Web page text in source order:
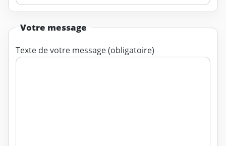
Votre message
Texte de votre message (obligatoire)